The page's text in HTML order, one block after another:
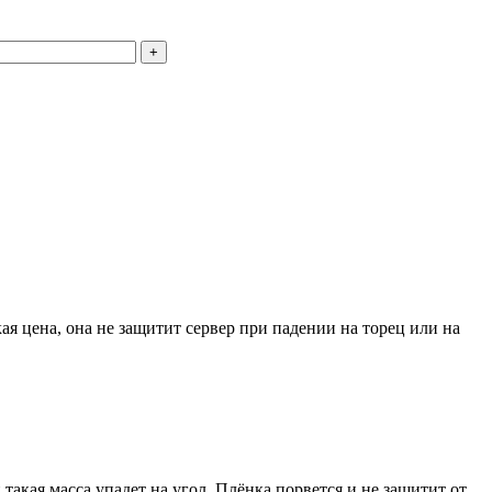
+
цена, она не защитит сервер при падении на торец или на